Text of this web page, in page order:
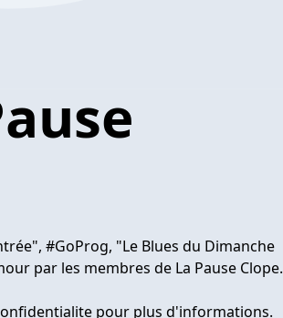
#GoProg, "Le Blues du Dimanche
par les membres de La Pause Clope.
pour plus d'informations.